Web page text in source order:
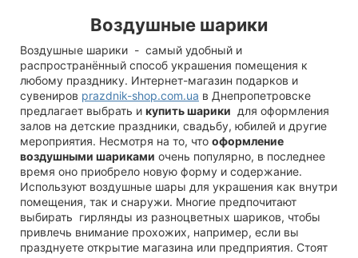
Воздушные шарики
Воздушные шарики - самый удобный и
распространённый способ украшения помещения к
любому празднику. Интернет-магазин подарков и
сувениров prazdnik-shop.com.ua в Днепропетровске
предлагает выбрать и купить шарики для оформления
залов на детские праздники, свадьбу, юбилей и другие
мероприятия. Несмотря на то, что оформление
воздушными шариками очень популярно, в последнее
время оно приобрело новую форму и содержание.
Используют воздушные шары для украшения как внутри
помещения, так и снаружи. Многие предпочитают
выбирать гирлянды из разноцветных шариков, чтобы
привлечь внимание прохожих, например, если вы
празднуете открытие магазина или предприятия. Стоят